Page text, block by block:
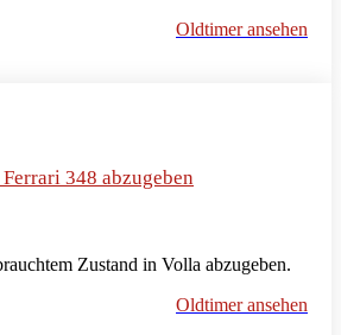
Oldtimer ansehen
348 abzugeben
Zustand in Volla abzugeben.
Oldtimer ansehen